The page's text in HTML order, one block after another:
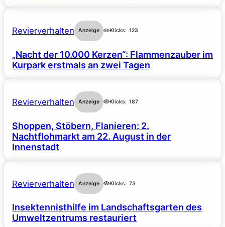
Revierverhalten Anzeige Klicks: 123
„Nacht der 10.000 Kerzen“: Flammenzauber im
Kurpark erstmals an zwei Tagen
Revierverhalten Anzeige Klicks: 187
Shoppen, Stöbern, Flanieren: 2.
Nachtflohmarkt am 22. August in der
Innenstadt
Revierverhalten Anzeige Klicks: 73
Insektennisthilfe im Landschaftsgarten des
Umweltzentrums restauriert